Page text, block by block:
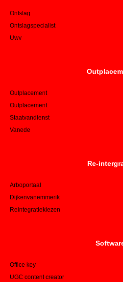
Ontslag
Ontslagspecialist
Uwv
Outplacement
Outplacement
Staatvandienst
Vanede
Re-
Arboportaal
Dijkenvanemmerik
Reintegratiekiezen
Office key
UGC content creator